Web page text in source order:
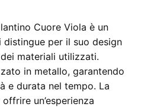
Cuore Viola è un
per il suo design
materiali utilizzati.
in metallo, garantendo
e durata nel tempo. La
un’esperienza